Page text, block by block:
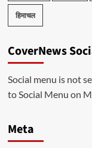
हिमाचल
CoverNews
Social menu is not
to Social Menu on
Meta